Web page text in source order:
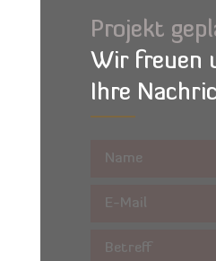
Projekt
Wir freuen
Ihre